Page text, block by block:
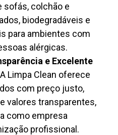
sofás, colchão e
biodegradáveis e
para ambientes com
alérgicas.
e Excelente
A Limpa Clean oferece
com preço justo,
valores transparentes,
como empresa
profissional.